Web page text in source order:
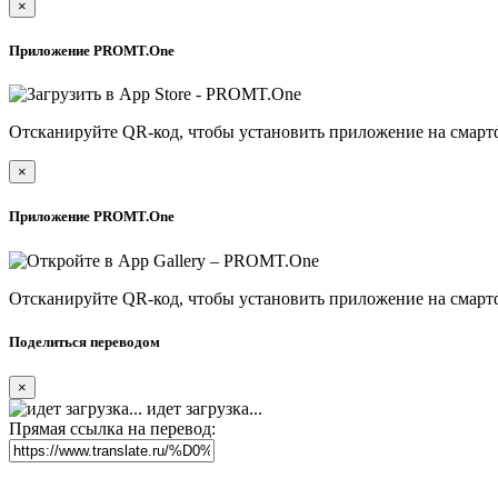
×
Приложение PROMT.One
Отсканируйте QR-код, чтобы установить приложение на
×
Приложение PROMT.One
Отсканируйте QR-код, чтобы установить приложение на
Поделиться переводом
×
идет загрузка...
Прямая ссылка на перевод: